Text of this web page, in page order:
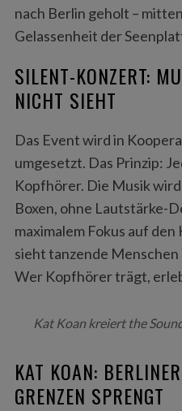
nach Berlin geholt –
Gelassenheit der
SILENT-KONZERT:
NICHT SIEHT
Das Event wird in
umgesetzt. Das Prinzip:
Kopfhörer. Die Musik
Boxen, ohne Lautstärke-
maximalem Fokus auf
sieht tanzende
Wer Kopfhörer trägt,
Kat Koan kreiert the
KAT KOAN:
GRENZEN SPRENGT